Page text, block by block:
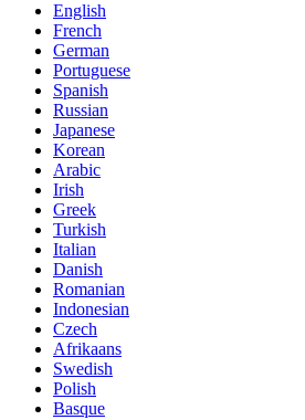
English
French
German
Portuguese
Spanish
Russian
Japanese
Korean
Arabic
Irish
Greek
Turkish
Italian
Danish
Romanian
Indonesian
Czech
Afrikaans
Swedish
Polish
Basque